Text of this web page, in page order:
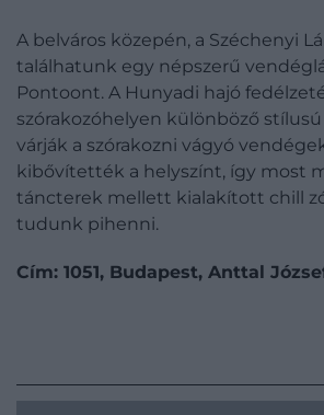
A belváros közepén, a Széchenyi
találhatunk egy népszerű
Pontoont. A Hunyadi hajó
szórakozóhelyen különböző
várják a szórakozni vágyó
kibővítették a helyszínt, így most
táncterek mellett kialakított chill
tudunk pihenni.
Cím: 1051, Budapest, Anttal